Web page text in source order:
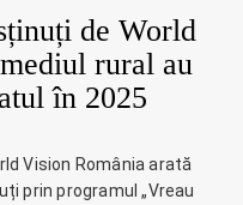
de World
rural au
în 2025
Vision România arată
prin programul „Vreau